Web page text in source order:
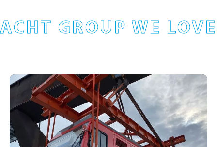
GROUP WE